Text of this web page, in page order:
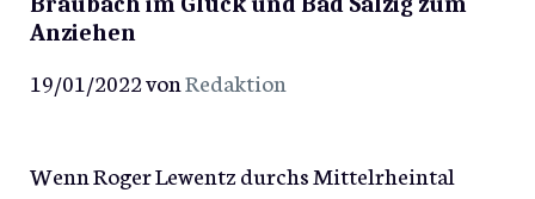
Anziehen
19/01/2022vonRedaktion
Wenn Roger Lewentz durchs Mittelrheintal